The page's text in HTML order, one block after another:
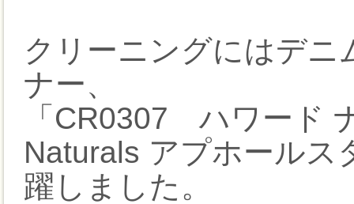
クリーニングにはデ
ナー、
「CR0307 ハワード
Naturals アプホールス
躍しました。